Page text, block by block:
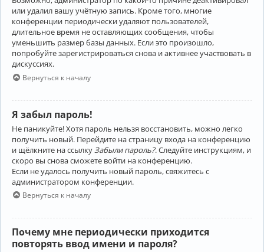
или удалил вашу учётную запись. Кроме того, многие
конференции периодически удаляют пользователей,
длительное время не оставляющих сообщения, чтобы
уменьшить размер базы данных. Если это произошло,
попробуйте зарегистрироваться снова и активнее участвовать в
дискуссиях.
Вернуться к началу
Я забыл пароль!
Не паникуйте! Хотя пароль нельзя восстановить, можно легко
получить новый. Перейдите на страницу входа на конференцию
и щёлкните на ссылку Забыли пароль?. Следуйте инструкциям, и
скоро вы снова сможете войти на конференцию.
Если не удалось получить новый пароль, свяжитесь с
администратором конференции.
Вернуться к началу
Почему мне периодически приходится
повторять ввод имени и пароля?